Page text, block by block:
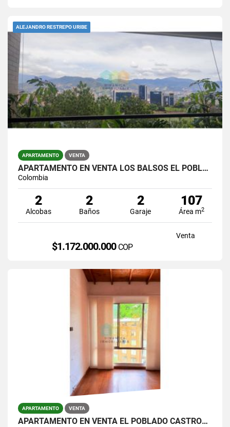
ALEJANDRO RESTREPO URIBE
APARTAMENTO VENTA
APARTAMENTO EN VENTA LOS BALSOS EL POBLADO
Colombia
2
Alcobas
2
Baños
2
Garaje
107
Área m2
Venta
$1.172.000.000 COP
APARTAMENTO VENTA
APARTAMENTO EN VENTA EL POBLADO CASTROPOL